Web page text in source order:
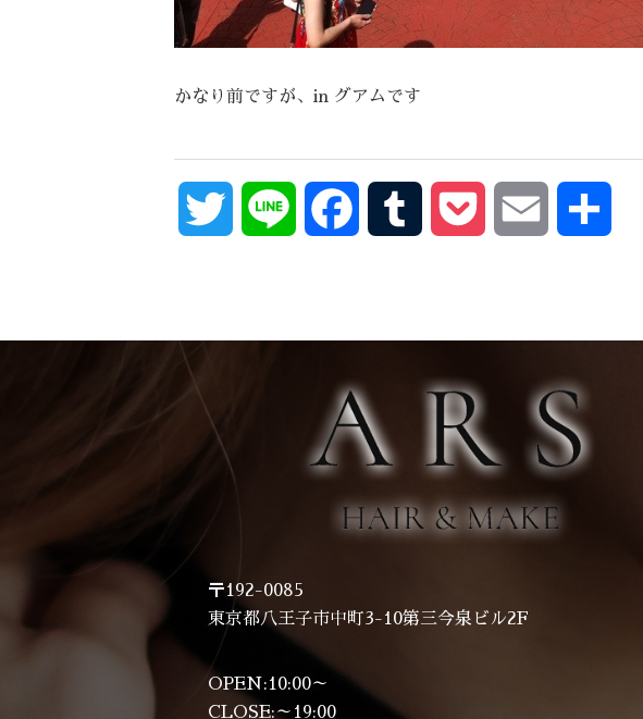
かなり前ですが、in グアムです
Twitter Line FacebookTumblr Pocket Email
〒192-0085
東京都八王子市中町3-10第三今泉ビル2F
OPEN:10:00～
CLOSE:～19:00